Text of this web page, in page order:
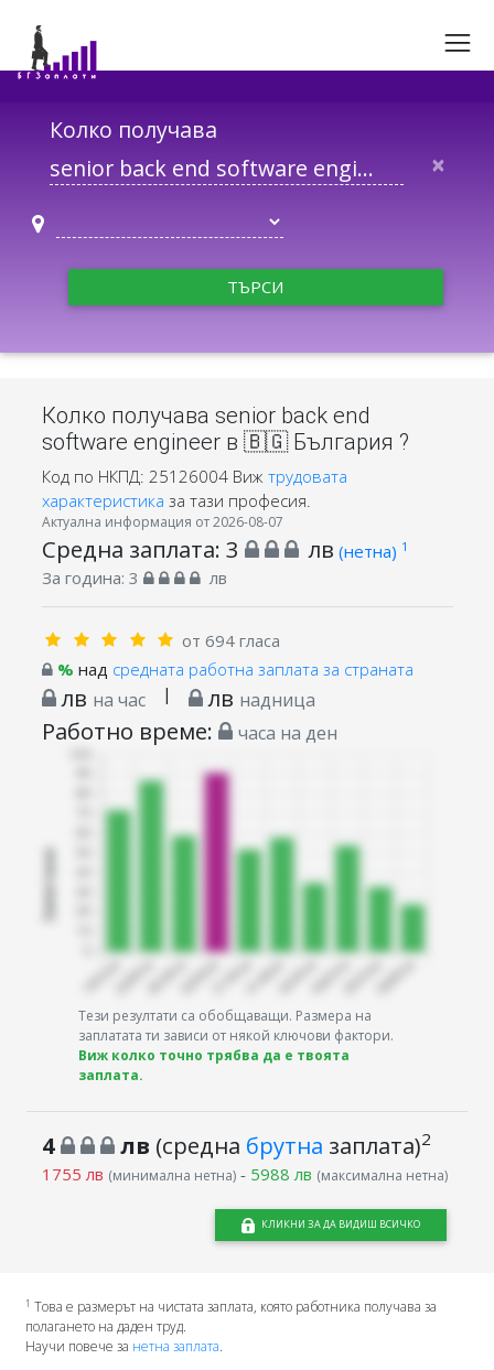
Колко получава
×
ТЪРСИ
Колко получава senior back end
software engineer в 🇧🇬 България ?
Код по НКПД: 25126004Виж трудовата
характеристика за тази професия.
Актуална информация от 2026-08-07
Средна заплата: 3 лв (нетна) 1
За година: 3 лв
от 694 гласа
% над средната работна заплата за страната
лв на час | лв надница
Работно време: часа на ден
Тези резултати са обобщаващи. Размера на
заплатата ти зависи от някой ключови фактори.
Виж колко точно трябва да е твоята
заплата.
4 лв (средна брутна заплата)2
1755 лв (минимална нетна)- 5988 лв (максимална нетна)
КЛИКНИ ЗА ДА ВИДИШ ВСИЧКО
1 Това е размерът на чистата заплата, която работника получава за
полагането на даден труд.
Научи повече за нетна заплата.